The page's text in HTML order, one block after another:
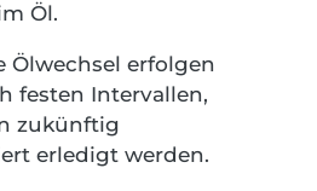
Öl.
Ölwechsel erfolgen
festen Intervallen,
zukünftig
erledigt werden.